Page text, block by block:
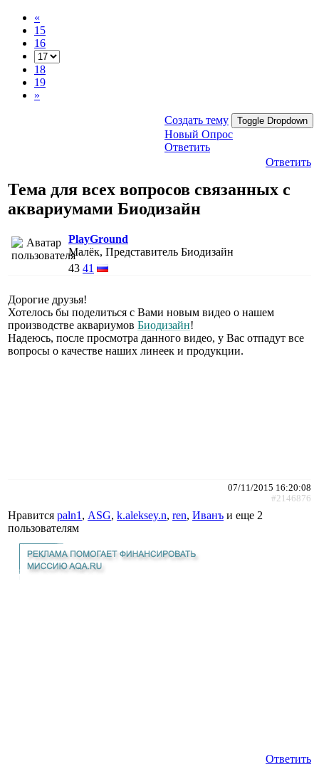
«
15
16
18
19
»
Создать тему Toggle Dropdown
Новый Опрос
Ответить
Ответить
Тема для всех вопросов связанных с
аквариумами Биодизайн
PlayGround
Малёк, Представитель Биодизайн
43 41
Дорогие друзья!
Хотелось бы поделиться с Вами новым видео о нашем
производстве аквариумов Биодизайн!
Надеюсь, после просмотра данного видео, у Вас отпадут все
вопросы о качестве наших линеек и продукции.
07/11/2015 16:20:08
#2146876
Нравится paln1 , АSG, k.aleksey.n, ren, Иванъ и еще 2
пользователям
Ответить